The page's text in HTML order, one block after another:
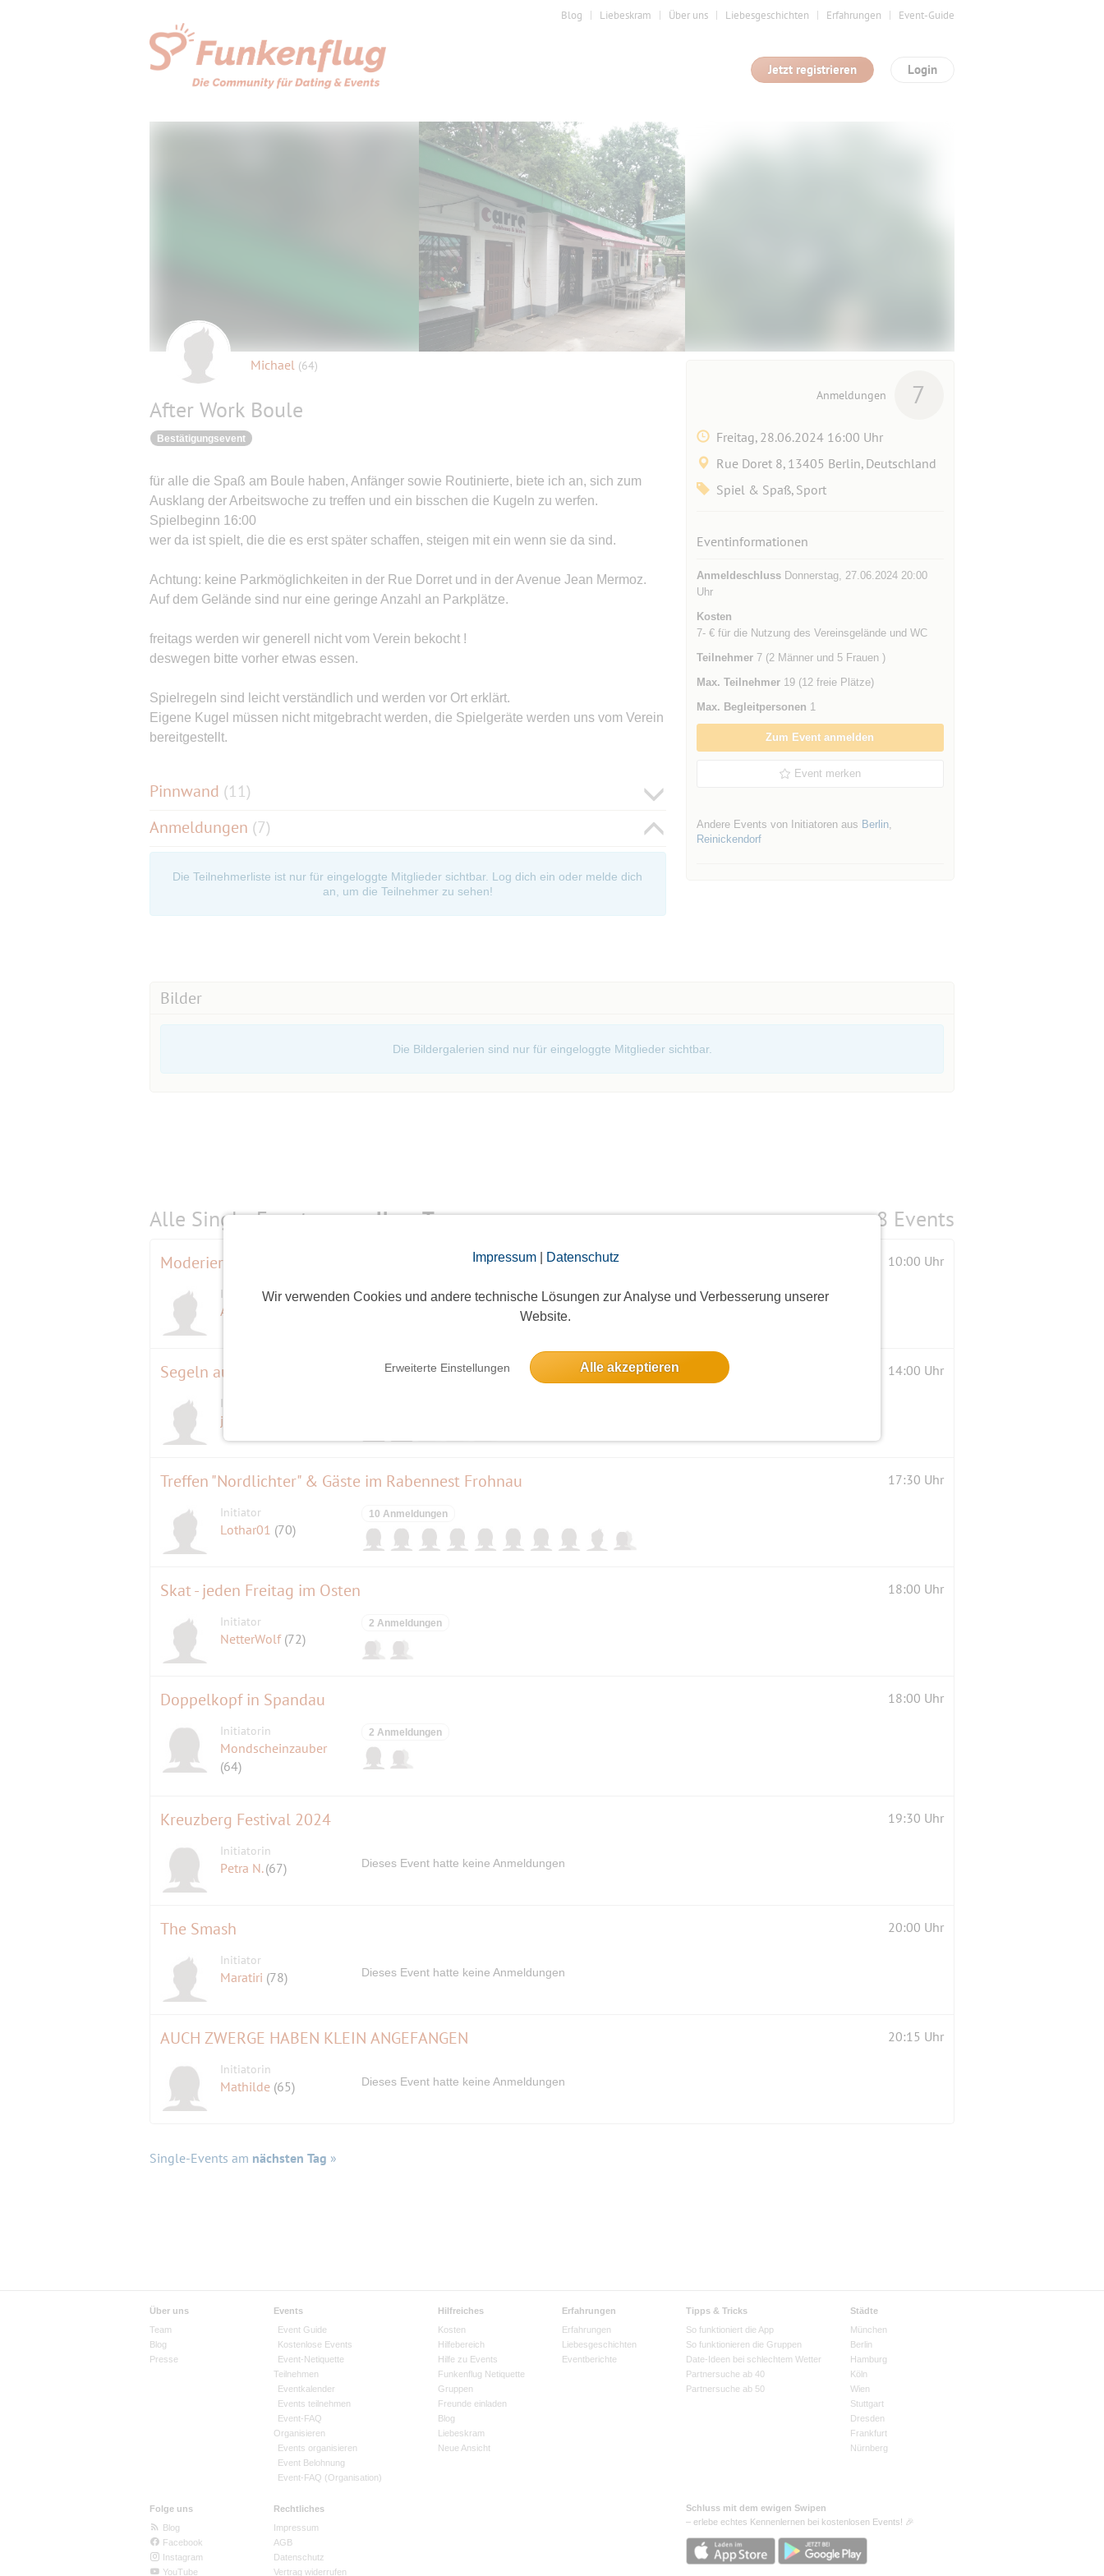
Impressum| Datenschutz
Wir verwenden Cookies und andere technische Lösungen zur Analyse und Verbesserung unserer
Website.
Erweiterte Einstellungen Alle akzeptieren
Blog Liebeskram Über uns Liebesgeschichten Erfahrungen Event-Guide
Login
Jetzt registrieren
Michael (64)
After Work Boule
Bestätigungsevent
für alle die Spaß am Boule haben, Anfänger sowie Routinierte, biete ich an, sich zum
Ausklang der Arbeitswoche zu treffen und ein bisschen die Kugeln zu werfen.
Spielbeginn 16:00
wer da ist spielt, die die es erst später schaffen, steigen mit ein wenn sie da sind.
Achtung: keine Parkmöglichkeiten in der Rue Dorret und in der Avenue Jean Mermoz.
Auf dem Gelände sind nur eine geringe Anzahl an Parkplätze.
freitags werden wir generell nicht vom Verein bekocht !
deswegen bitte vorher etwas essen.
Spielregeln sind leicht verständlich und werden vor Ort erklärt.
Eigene Kugel müssen nicht mitgebracht werden, die Spielgeräte werden uns vom Verein
bereitgestellt.
Pinnwand (11)
Anmeldungen (7)
Die Teilnehmerliste ist nur für eingeloggte Mitglieder sichtbar. Log dich ein oder melde dich
an, um die Teilnehmer zu sehen!
Anmeldungen 7
Freitag, 28.06.2024 16:00 Uhr
Rue Doret 8, 13405 Berlin, Deutschland
Spiel & Spaß, Sport
Eventinformationen
AnmeldeschlussDonnerstag, 27.06.2024 20:00
Uhr
Kosten
7- € für die Nutzung des Vereinsgelände und WC
Teilnehmer7 (2 Männer und 5 Frauen )
Max. Teilnehmer19 (12 freie Plätze)
Max. Begleitpersonen 1
Zum Event anmelden
Event merken
Andere Events von Initiatoren aus Berlin,
Reinickendorf
Bilder
Die Bildergalerien sind nur für eingeloggte Mitglieder sichtbar.
Alle Single-Events amselben Tag 8 Events
Moderierte Probe mit Elim Chan - Rundfunk-Sinfonieorchester Berlin 10:00 Uhr
Initiator
Abix
12 Anmeldungen
Segeln auf dem Wannsee 14:00 Uhr
Initiator
jackdaniels
Treffen "Nordlichter" & Gäste im Rabennest Frohnau 17:30 Uhr
Initiator
Lothar01 (70)
10 Anmeldungen
Skat - jeden Freitag im Osten 18:00 Uhr
Initiator
NetterWolf (72)
2 Anmeldungen
Doppelkopf in Spandau 18:00 Uhr
Initiatorin
Mondscheinzauber
(64)
2 Anmeldungen
Kreuzberg Festival 2024 19:30 Uhr
Initiatorin
Petra N.(67) Dieses Event hatte keine Anmeldungen
The Smash 20:00 Uhr
Initiator
Maratiri (78) Dieses Event hatte keine Anmeldungen
AUCH ZWERGE HABEN KLEIN ANGEFANGEN 20:15 Uhr
Initiatorin
Mathilde (65) Dieses Event hatte keine Anmeldungen
Single-Events am nächsten Tag »
Über uns
Team
Blog
Presse
Events
Event Guide
Kostenlose Events
Event-Netiquette
Teilnehmen
Eventkalender
Events teilnehmen
Event-FAQ
Organisieren
Events organisieren
Event Belohnung
Event-FAQ (Organisation)
Hilfreiches
Kosten
Hilfebereich
Hilfe zu Events
Funkenflug Netiquette
Gruppen
Freunde einladen
Blog
Liebeskram
Neue Ansicht
Erfahrungen
Erfahrungen
Liebesgeschichten
Eventberichte
Tipps & Tricks
So funktioniert die App
So funktionieren die Gruppen
Date-Ideen bei schlechtem Wetter
Partnersuche ab 40
Partnersuche ab 50
Städte
München
Berlin
Hamburg
Köln
Wien
Stuttgart
Dresden
Frankfurt
Nürnberg
Folge uns
Blog
Facebook
Instagram
YouTube
Rechtliches
Impressum
AGB
Datenschutz
Vertrag widerrufen
Schluss mit dem ewigen Swipen
– erlebe echtes Kennenlernen bei kostenlosen Events! 🎉